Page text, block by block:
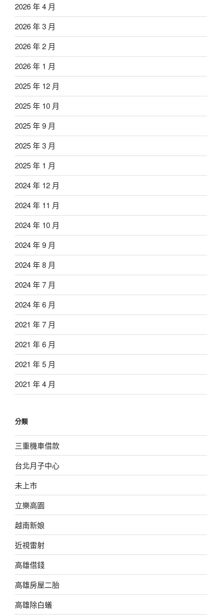
2026 年 4 月
2026 年 3 月
2026 年 2 月
2026 年 1 月
2025 年 12 月
2025 年 10 月
2025 年 9 月
2025 年 3 月
2025 年 1 月
2024 年 12 月
2024 年 11 月
2024 年 10 月
2024 年 9 月
2024 年 8 月
2024 年 7 月
2024 年 6 月
2021 年 7 月
2021 年 6 月
2021 年 5 月
2021 年 4 月
分類
三重機車借款
台北月子中心
未上市
立樂高園
越南新娘
近視雷射
高雄借錢
高雄房屋二胎
高雄除白蟻